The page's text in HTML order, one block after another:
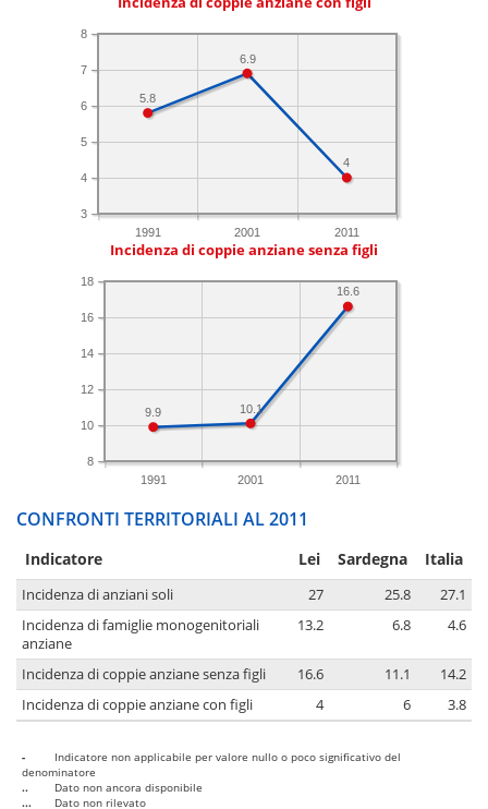
1991 2001 2011
3
4
5
6
7
8
4
6.9
5.8
Incidenza di coppie anziane senza figli
1991 2001 2011
8
10
12
14
16
18
16.6
10.1
9.9
CONFRONTI TERRITORIALI AL 2011
Indicatore Lei Sardegna Italia
Incidenza di anziani soli 27 25.8
27.1
Incidenza di famiglie monogenitoriali
anziane
13.2 6.8 4.6
Incidenza di coppie anziane senza figli 16.6 11.1
14.2
Incidenza di coppie anziane con figli
4 6 3.8
-
Indicatore non applicabile per valore nullo o poco significativo del
denominatore
..
Dato non ancora disponibile
...
Dato non rilevato